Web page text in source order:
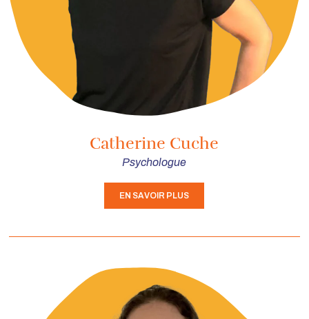
Catherine Cuche
Psychologue
EN SAVOIR PLUS